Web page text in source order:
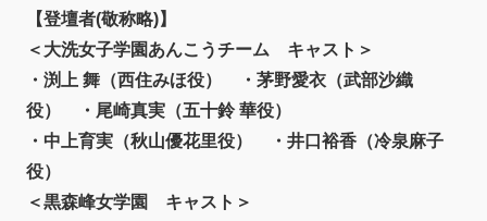
【登壇者(敬称略)】
＜大洗女子学園あんこうチーム キャスト＞
・渕上 舞（西住みほ役） ・茅野愛衣（武部沙織
役） ・尾崎真実（五十鈴 華役）
・中上育実（秋山優花里役） ・井口裕香（冷泉麻子
役）
＜黒森峰女学園 キャスト＞